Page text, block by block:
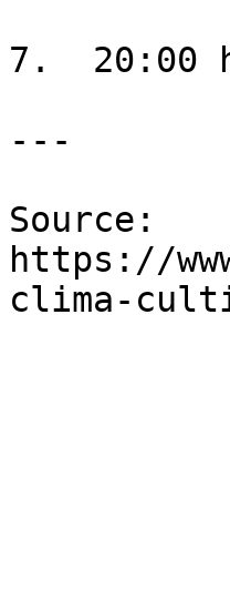
7.  20:00
---
Source:
https://